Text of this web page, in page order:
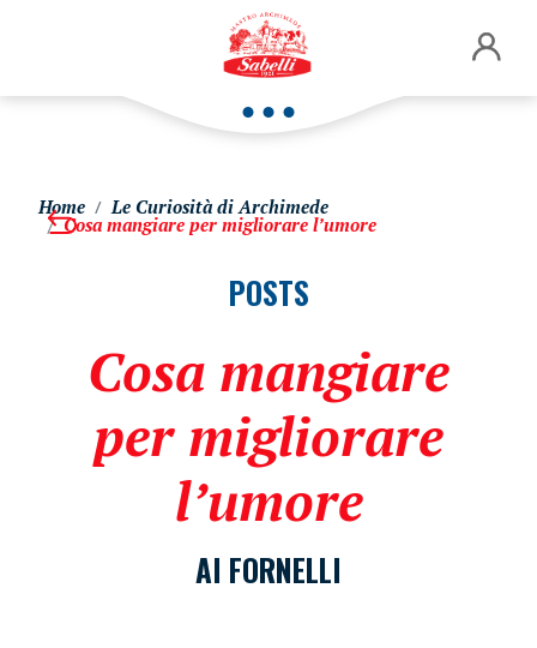
Home Le Curiosità di Archimede
Cosa mangiare per migliorare l’umore
POSTS
Cosa mangiare
per migliorare
l’umore
AI FORNELLI